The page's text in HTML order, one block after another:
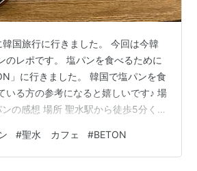
国旅行に行きました。 今回は今韓
のレポです。 塩パンを食べるために
」に行きました。 韓国で塩パンを食
いる方の参考になると嬉しいです♪ 場
の感想 場所 聖水駅から徒歩5分くら
に行きましたが、大行列！私が行っ
にイートインの列、左側がテイクア
#聖水 カフェ #BETON